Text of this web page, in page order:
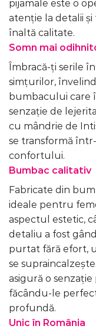
pijamale este o
atenție la detalii și
înaltă calitate.
Somn mai
Îmbracă-ți serile
simțurilor,
bumbacului care
senzație de
cu mândrie de
se transformă
confortului.
Bumbac calitativ
Fabricate din
ideale pentru
aspectul estetic,
detaliu a fost
purtat fără efort,
se
asigură o
făcându-le
profundă.
Unic în România